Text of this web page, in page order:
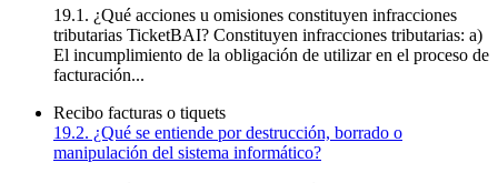
19.1. ¿Qué acciones u omisiones constituyen infracciones
tributarias TicketBAI? Constituyen infracciones tributarias: a)
El incumplimiento de la obligación de utilizar en el proceso de
facturación...
Recibo facturas o tiquets
19.2. ¿Qué se entiende por destrucción, borrado o
manipulación del sistema informático?